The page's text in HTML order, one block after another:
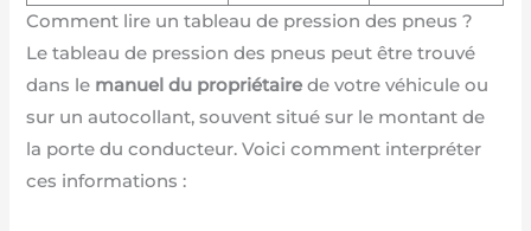
Comment lire un tableau de pression des pneus ?
Le tableau de pression des pneus peut être trouvé
dans le manuel du propriétaire de votre véhicule ou
sur un autocollant, souvent situé sur le montant de
la porte du conducteur. Voici comment interpréter
ces informations :